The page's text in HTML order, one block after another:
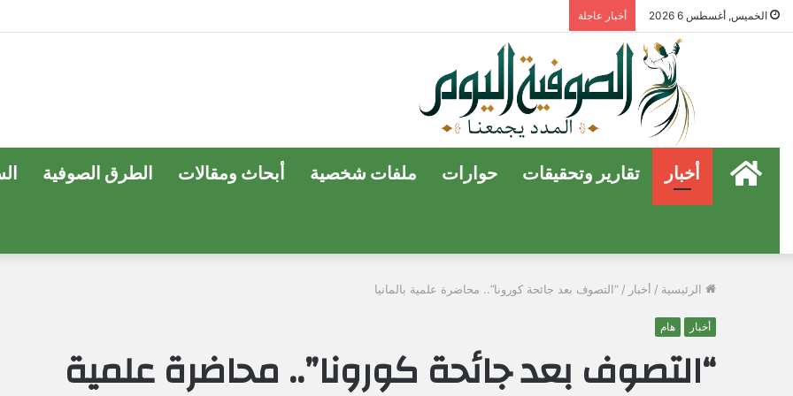
الخميس, أغسطس 6 2026 أخبار عاجلة
الرئيسية
أخبار تقارير وتحقيقات حوارات ملفات شخصية أبحاث ومقالات الطرق الصوفية
الرئيسية / أخبار / “التصوف بعد جائحة كورونا”.. محاضرة علمية بالمانيا
أخبار هام
“التصوف بعد جائحة كورونا”.. محاضرة علمية